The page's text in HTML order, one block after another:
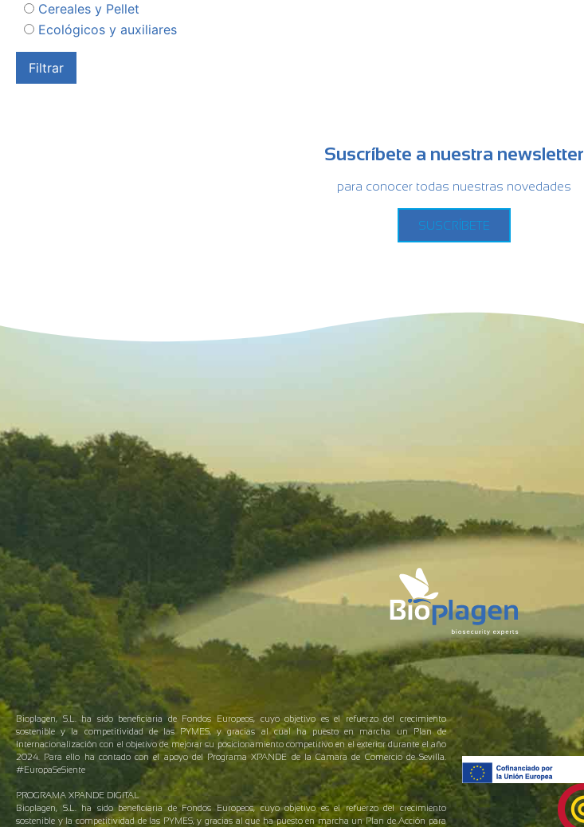
Cereales y Pellet
Ecológicos y auxiliares
Suscríbete a nuestra newsletter
para conocer todas nuestras novedades
SUSCRÍBETE
Bioplagen, S.L. ha sido beneficiaria de Fondos Europeos, cuyo objetivo es el refuerzo del crecimiento
sostenible y la competitividad de las PYMES, y gracias al cual ha puesto en marcha un Plan de
Internacionalización con el objetivo de mejorar su posicionamiento competitivo en el exterior durante el año
2024. Para ello ha contado con el apoyo del Programa XPANDE de la Cámara de Comercio de Sevilla.
#EuropaSeSiente
PROGRAMA XPANDE DIGITAL
Bioplagen, S.L. ha sido beneficiaria de Fondos Europeos, cuyo objetivo es el refuerzo del crecimiento
sostenible y la competitividad de las PYMES, y gracias al que ha puesto en marcha un Plan de Acción para